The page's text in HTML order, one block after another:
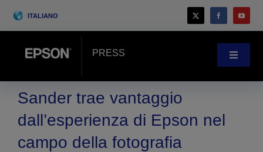
ITALIANO
PRESS
Toggle
Case history
Sander trae vantaggio
dall’esperienza di Epson nel
campo della fotografia